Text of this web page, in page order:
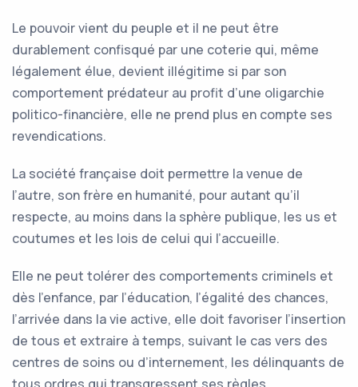
Le pouvoir vient du peuple et il ne peut être
durablement confisqué par une coterie qui, même
légalement élue, devient illégitime si par son
comportement prédateur au profit d’une oligarchie
politico-financière, elle ne prend plus en compte ses
revendications.
La société française doit permettre la venue de
l’autre, son frère en humanité, pour autant qu’il
respecte, au moins dans la sphère publique, les us et
coutumes et les lois de celui qui l’accueille.
Elle ne peut tolérer des comportements criminels et
dès l’enfance, par l’éducation, l’égalité des chances,
l’arrivée dans la vie active, elle doit favoriser l’insertion
de tous et extraire à temps, suivant le cas vers des
centres de soins ou d’internement, les délinquants de